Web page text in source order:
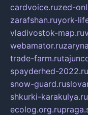
cardvoice.ruzed-
zarafshan.ruyork-
vladivostok-map.ru
webamator.ru
trade-farm.ru
spayderhed-2022.ru
snow-guard.ru
shkurki-karakulya.ru
ecolog.org.ru